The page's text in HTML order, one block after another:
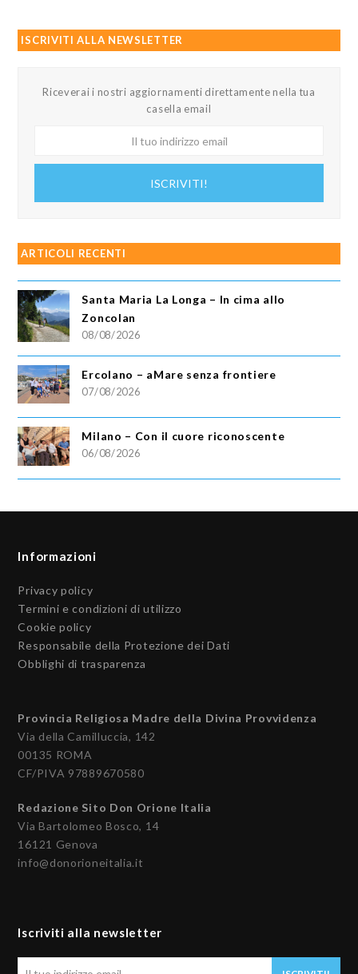
ISCRIVITI ALLA NEWSLETTER
Riceverai i nostri aggiornamenti direttamente nella tua
casella email
ISCRIVITI!
ARTICOLI RECENTI
Santa Maria La Longa – In cima allo
Zoncolan
08/08/2026
Ercolano – aMare senza frontiere
07/08/2026
Milano – Con il cuore riconoscente
06/08/2026
Informazioni
Privacy policy
Termini e condizioni di utilizzo
Cookie policy
Responsabile della Protezione dei Dati
Obblighi di trasparenza
Provincia Religiosa Madre della Divina Provvidenza
Via della Camilluccia, 142
00135 ROMA
CF/PIVA 97889670580
Redazione Sito Don Orione Italia
Via Bartolomeo Bosco, 14
16121 Genova
info@donorioneitalia.it
Iscriviti alla newsletter